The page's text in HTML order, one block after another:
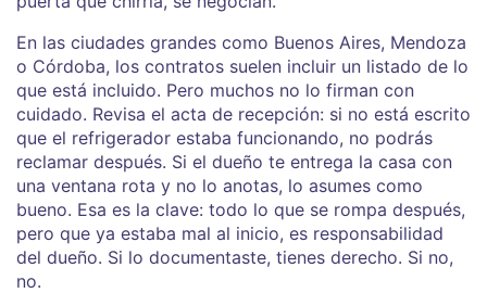
En las ciudades grandes como Buenos Aires, Mendoza
o Córdoba, los contratos suelen incluir un listado de lo
que está incluido. Pero muchos no lo firman con
cuidado. Revisa el acta de recepción: si no está escrito
que el refrigerador estaba funcionando, no podrás
reclamar después. Si el dueño te entrega la casa con
una ventana rota y no lo anotas, lo asumes como
bueno. Esa es la clave: todo lo que se rompa después,
pero que ya estaba mal al inicio, es responsabilidad
del dueño. Si lo documentaste, tienes derecho. Si no,
no.